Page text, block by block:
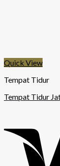
Quick View
Tempat Tidur
Tempat Tidur